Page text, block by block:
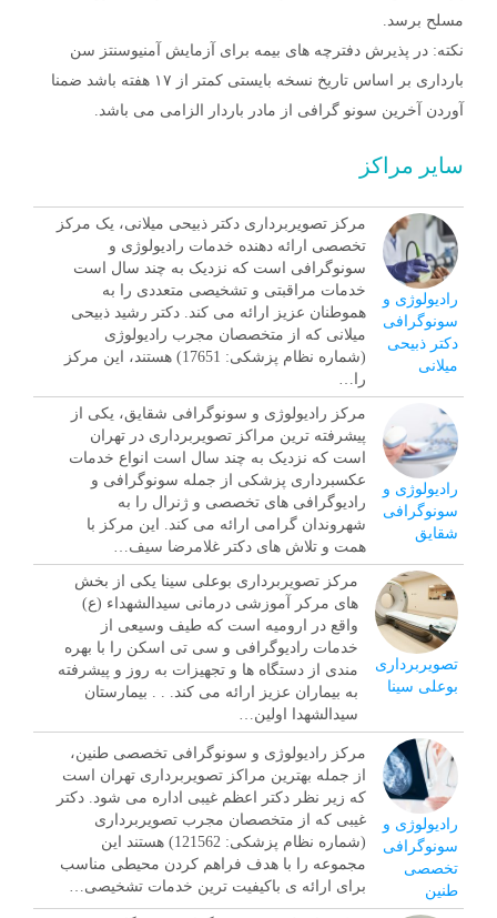
مسلح برسد.
نکته: در پذیرش دفترچه های بیمه برای آزمایش آمنیوسنتز سن
بارداری بر اساس تاریخ نسخه بایستی کمتر از ۱۷ هفته باشد ضمنا
آوردن آخرین سونو گرافی از مادر باردار الزامی می باشد.
سایر مراکز
رادیولوژی و
سونوگرافی
دکتر ذبیحی
میلانی
مرکز تصویربرداری دکتر ذبیحی میلانی، یک مرکز
تخصصی ارائه دهنده خدمات رادیولوژی و
سونوگرافی است که نزدیک به چند سال است
خدمات مراقبتی و تشخیصی متعددی را به
هموطنان عزیز ارائه می کند. دکتر رشید ذبیحی
میلانی که از متخصصان مجرب رادیولوژی
(شماره نظام پزشکی: 17651) هستند، این مرکز
را…
رادیولوژی و
سونوگرافی
شقایق
مرکز رادیولوژی و سونوگرافی شقایق، یکی از
پیشرفته ترین مراکز تصویربرداری در تهران
است که نزدیک به چند سال است انواع خدمات
عکسبرداری پزشکی از جمله سونوگرافی و
رادیوگرافی های تخصصی و ژنرال را به
شهروندان گرامی ارائه می کند. این مرکز با
همت و تلاش های دکتر غلامرضا سیف…
تصویربرداری
بوعلی سینا
مرکز تصویربرداری بوعلی سینا یکی از بخش
های مرکر آموزشی درمانی سيدالشهداء (ع)
واقع در ارومیه است که طیف وسیعی از
خدمات رادیوگرافی و سی تی اسکن را با بهره
مندی از دستگاه ها و تجهیزات به روز و پیشرفته
به بیماران عزیز ارائه می کند. . . بیمارستان
سیدالشهدا اولین…
رادیولوژی و
سونوگرافی
تخصصی
طنین
مرکز رادیولوژی و سونوگرافی تخصصی طنین،
از جمله بهترین مراکز تصویربرداری تهران است
که زیر نظر دکتر اعظم غیبی اداره می شود. دکتر
غیبی که از متخصصان مجرب تصویربرداری
(شماره نظام پزشکی: 121562) هستند این
مجموعه را با هدف فراهم کردن محیطی مناسب
برای ارائه ی باکیفیت ترین خدمات تشخیصی…